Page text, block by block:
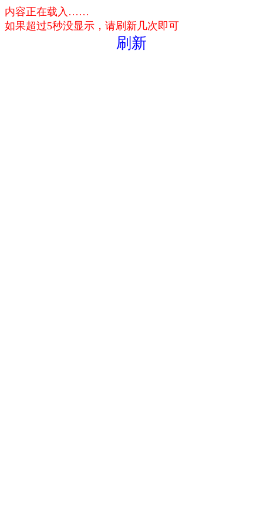
内容正在载入……
如果超过5秒没显示，请刷新几次即可
刷新